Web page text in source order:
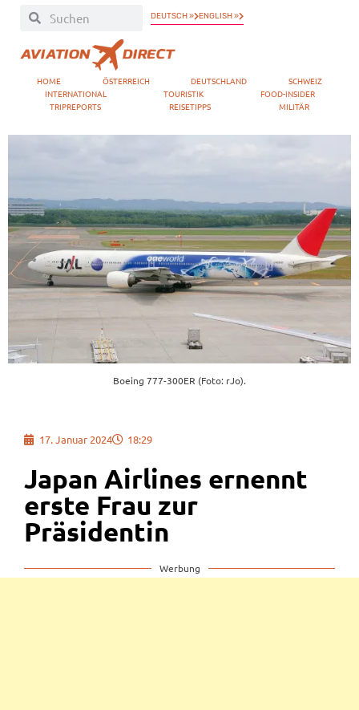
DEUTSCH » ENGLISH »
HOME ÖSTERREICH DEUTSCHLAND
SCHWEIZ
INTERNATIONAL
TOURISTIK
FOOD-INSIDER
TRIPREPORTS
REISETIPPS MILITÄR
Boeing 777-300ER (Foto: rJo).
17. Januar 2024 18:29
Japan Airlines ernennt
erste Frau zur
Präsidentin
Werbung